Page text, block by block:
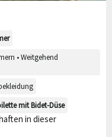
• Weitgehend
mit Bidet-Düse
in dieser